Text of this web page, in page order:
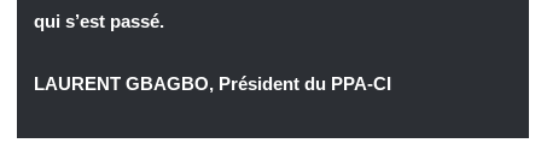
qui s’est passé.
LAURENT GBAGBO, Président du PPA-CI